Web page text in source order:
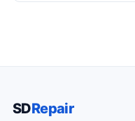
SDRepair